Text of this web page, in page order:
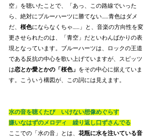
空」を聴いたことで、「あっ、この路線でいった
ら、絶対にブルーハーツに勝てない……青色はダメ
だ、 桜色にならなくちゃ……」と、音楽の方向性を変
更させられたのは、「青空」だといわんばかりの表
現となっています。ブルーハーツは、ロックの王道
である反抗の中心を歌い上げていますが、スピッツ
は恋とか愛とかの「桜色」 をその中心に据えていま
す。こういう構図が、この詞には見えます。
水の音を聴くたび　いけない想像めぐらす
嫌いなはずのメロディ　繰り返し口ずさんでる
ここでの「水の音」とは、 花瓶に水を注いている音